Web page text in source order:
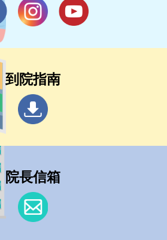
到院指南
院長信箱